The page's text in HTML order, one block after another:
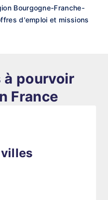
Bourgogne-Franche-
d'emploi et missions
pourvoir
France